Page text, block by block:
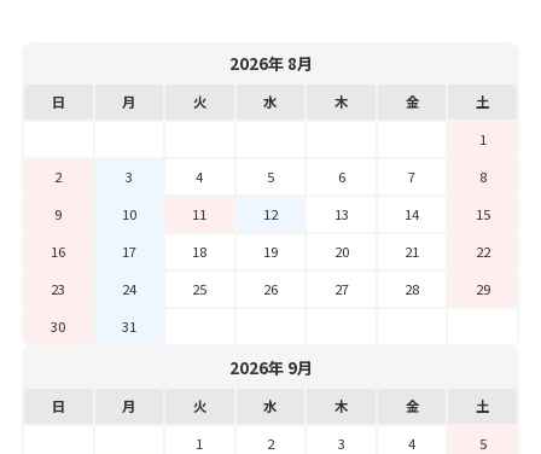
2026年 8月
日 月 火 水 木 金
土
1
2
3 4 5 6 7
8
9
10 11 12 13 14
15
16
17 18 19 20 21
22
23
24 25 26 27 28
29
30
31
2026年 9月
日 月 火 水 木 金
土
1
2 3 4
5